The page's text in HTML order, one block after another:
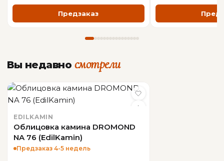
Предзаказ
Вы недавно смотрели
EDILKAMIN
Облицовка камина DROMOND
NA 76 (EdilKamin)
Предзаказ 4-5 недель